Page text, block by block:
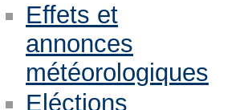
Effets et
annonces
météorologiques
Eléctions